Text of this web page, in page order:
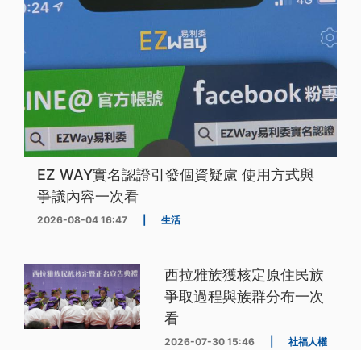
EZ WAY實名認證引發個資疑慮 使用方式與
爭議內容一次看
2026-08-04 16:47 生活
西拉雅族獲核定原住民族
爭取過程與族群分布一次
看
2026-07-30 15:46 社福人權